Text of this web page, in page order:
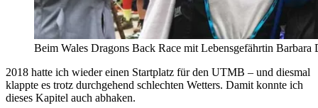
Beim Wales Dragons Back Race mit Lebensgefährtin Barbara
2018 hatte ich wieder einen Startplatz für den UTMB – und diesmal
klappte es trotz durchgehend schlechten Wetters. Damit konnte ich
dieses Kapitel auch abhaken.